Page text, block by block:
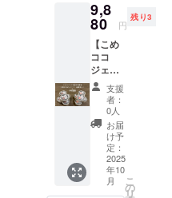
を含む
製品と
共通の
設備で
製造し
ていま
す。
「原材
料及び
添加物
等の食
品表示
はお届
け商品
のラベ
せん
本品は
小麦・
そば・
卵・
乳・
アーモ
ンド・
オレン
ジ・キ
ウイフ
ルー
ツ・ご
ま・大
豆・バ
（国
産））
、有機
ココア
・添加
物：な
し ◎こ
めココ
ジェ
ラート
２種に
ついて
・原材
料に含
まれる
・保存
方法：
－18℃
以下・
原材
料、主
原料の
原産
地：コ
コナッ
ツミル
ク（タ
イ）、
砂糖、
ブドウ
米粉
（米
（国
産））/
香料
「こめ
ココ
ジェ
ラート
（チョ
味）」
・サイ
ズ：約
フタ直
約
100g（
約90ml)
・保存
方法：
－18℃
以下 ・
原材
料、主
原料の
原産
地：コ
コナッ
ツミル
ク（タ
にご回
答をお
願いい
たしま
す。
「こめ
ココ
ジェ
ラート
（バニ
味）」
・サイ
ズ：約
フタ直
ショッ
プでの
想定通
常価格
から最
大時で
25％off
となる
お買い
得価格
です。
どうぞ
お試し
くださ
い。 ご
（直径
2.1cm)
が付き
ます。
また、
ご支援
をいた
だいた
企業・
団体さ
んのお
名前入
りの
メッ
セージ
味6個の
12個を
2025年
9月にお
届けし
ます。
弊社商
品まい
にちの
こめ油
の豆
シール
10枚
（直径
2.1cm)
9,8
80 円
残り3
【こめ
ココ
ジェ
ラート
18個
セット
+まいこ
め豆
シール
+SNS投
稿】 こ
めココ
支援
者：
0人
お届
け予
定：
2025
年10
月
こ
の
リ